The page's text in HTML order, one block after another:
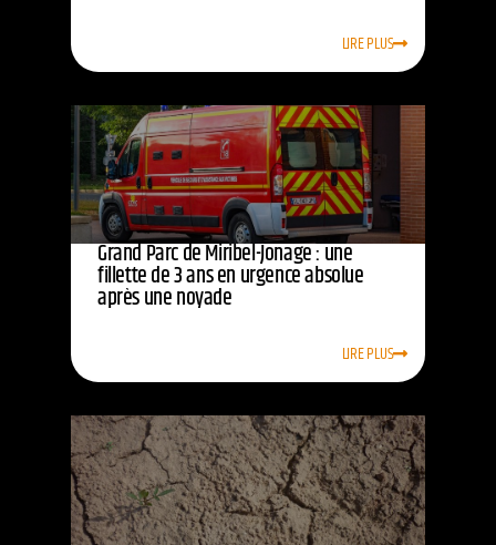
LIRE PLUS
Grand Parc de Miribel-Jonage : une
fillette de 3 ans en urgence absolue
après une noyade
LIRE PLUS